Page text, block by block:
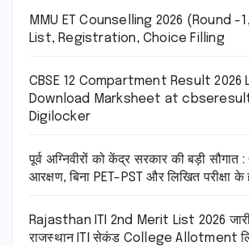
MMU ET Counselling 2026 (Round -
List, Registration, Choice Filling
CBSE 12 Compartment Result 2026
Download Marksheet at
Digilocker
पूर्व अग्निवीरों को केंद्र सरकार की बड़ी सौगात
आरक्षण, बिना PET-PST और लिखित परीक्षा के
Rajasthan ITI 2nd Merit List 2026
राजस्थान ITI सेकंड College Allotment